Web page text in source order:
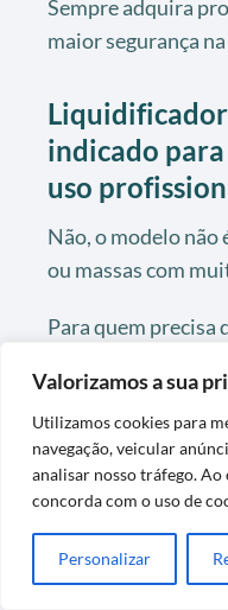
Valorizamos a sua
Utilizamos cookies para
navegação, veicular
analisar nosso tráfego.
concorda com o uso de
Personalizar
Sempre adquira
maior segurança
indicado para
uso
Não, o modelo não
ou massas com
Para quem precisa
estrutura